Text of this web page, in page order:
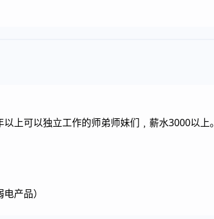
上可以独立工作的师弟师妹们﹐薪水3000以上。
产品）